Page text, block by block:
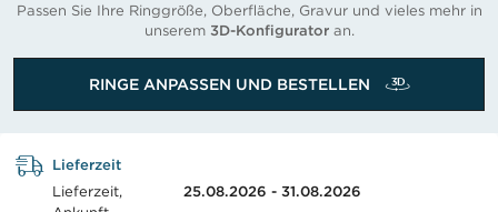
Passen Sie Ihre Ringgröße, Oberfläche, Gravur und vieles mehr in
unserem 3D-Konfiguratoran.
RINGE ANPASSEN UND BESTELLEN
Lieferzeit
Lieferzeit,
25.08.2026 - 31.08.2026